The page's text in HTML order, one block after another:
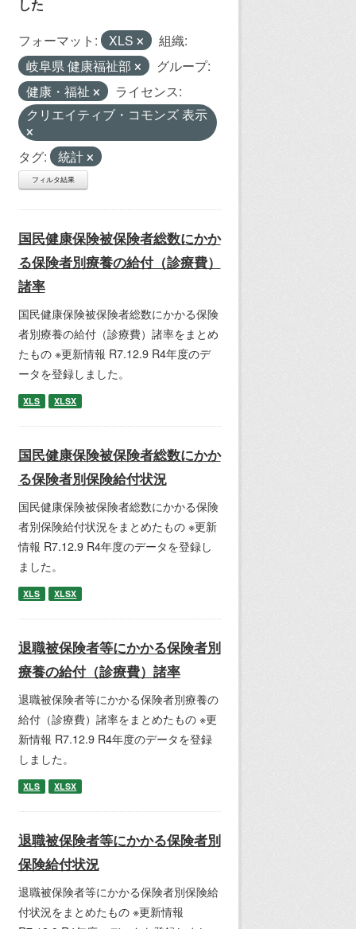
した
フォーマット: XLS
組織:
岐阜県 健康福祉部
グループ:
健康・福祉
ライセンス:
クリエイティブ・コモンズ 表示
タグ: 統計
フィルタ結果
国民健康保険被保険者総数にかか
る保険者別療養の給付（診療費）
諸率
国民健康保険被保険者総数にかかる保険
者別療養の給付（診療費）諸率をまとめ
たもの ※更新情報 R7.12.9 R4年度のデ
ータを登録しました。
XLS XLSX
国民健康保険被保険者総数にかか
る保険者別保険給付状況
国民健康保険被保険者総数にかかる保険
者別保険給付状況をまとめたもの ※更新
情報 R7.12.9 R4年度のデータを登録し
ました。
XLS XLSX
退職被保険者等にかかる保険者別
療養の給付（診療費）諸率
退職被保険者等にかかる保険者別療養の
給付（診療費）諸率をまとめたもの ※更
新情報 R7.12.9 R4年度のデータを登録
しました。
XLS XLSX
退職被保険者等にかかる保険者別
保険給付状況
退職被保険者等にかかる保険者別保険給
付状況をまとめたもの ※更新情報